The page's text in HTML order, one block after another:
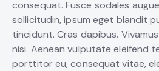
consequat. Fusce sodales
sollicitudin, ipsum eget blandit
tincidunt. Cras dapibus.
nisi. Aenean vulputate eleifend
porttitor eu, consequat vitae,